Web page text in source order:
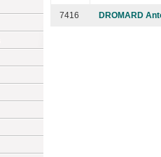
7416 DROMARD